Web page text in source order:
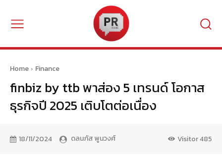
Home Finance
finbiz by ttb พาส่อง 5 เทรนด์ โอกาส
ธุรกิจปี 2025 เติบโตต่อเนื่อง
18/11/2024 ดลนภัส พูนวงศ์ Visitor485